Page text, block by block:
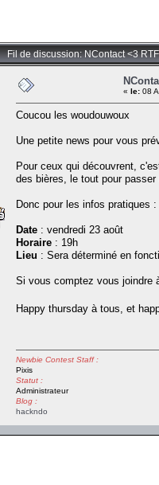
Fil de discussion: NContact <3
« le: 08
Coucou les woudouwoux
Une petite news pour vous
Pour ceux qui découvrent,
des bières, le tout pour
Donc pour les infos pratiques :
Date : vendredi 23 août
Horaire : 19h
Lieu : Sera déterminé en
Si vous comptez vous joindre
Happy thursday à tous, et
Newbie Contest Staff :
Pixis
Statut :
Administrateur
Blog :
hackndo